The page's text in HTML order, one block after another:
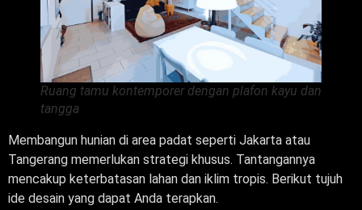
Ruang tamu kontemporer dengan plafon kayu dan
tangga
Membangun hunian di area padat seperti Jakarta atau
Tangerang memerlukan strategi khusus. Tantangannya
mencakup keterbatasan lahan dan iklim tropis. Berikut tujuh
ide desain yang dapat Anda terapkan.